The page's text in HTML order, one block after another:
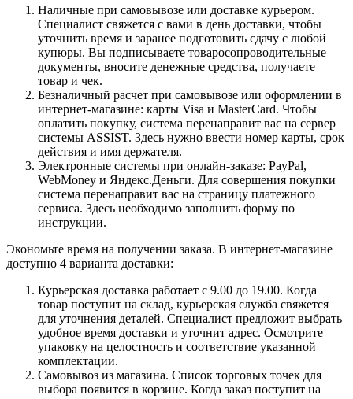
Наличные при самовывозе или доставке курьером.
Специалист свяжется с вами в день доставки, чтобы
уточнить время и заранее подготовить сдачу с любой
купюры. Вы подписываете товаросопроводительные
документы, вносите денежные средства, получаете
товар и чек.
Безналичный расчет при самовывозе или оформлении в
интернет-магазине: карты Visa и MasterCard. Чтобы
оплатить покупку, система перенаправит вас на сервер
системы ASSIST. Здесь нужно ввести номер карты, срок
действия и имя держателя.
Электронные системы при онлайн-заказе: PayPal,
WebMoney и Яндекс.Деньги. Для совершения покупки
система перенаправит вас на страницу платежного
сервиса. Здесь необходимо заполнить форму по
инструкции.
Экономьте время на получении заказа. В интернет-магазине
доступно 4 варианта доставки:
Курьерская доставка работает с 9.00 до 19.00. Когда
товар поступит на склад, курьерская служба свяжется
для уточнения деталей. Специалист предложит выбрать
удобное время доставки и уточнит адрес. Осмотрите
упаковку на целостность и соответствие указанной
комплектации.
Самовывоз из магазина. Список торговых точек для
выбора появится в корзине. Когда заказ поступит на